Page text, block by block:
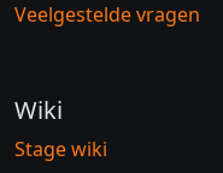
Veelgestelde vragen
Wiki
Stage wiki